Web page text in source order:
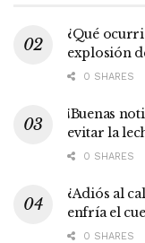
¿Qué
explosión
0 SHARES
¡Buenas
evitar la
0 SHARES
¿Adiós al
enfría el
0 SHARES